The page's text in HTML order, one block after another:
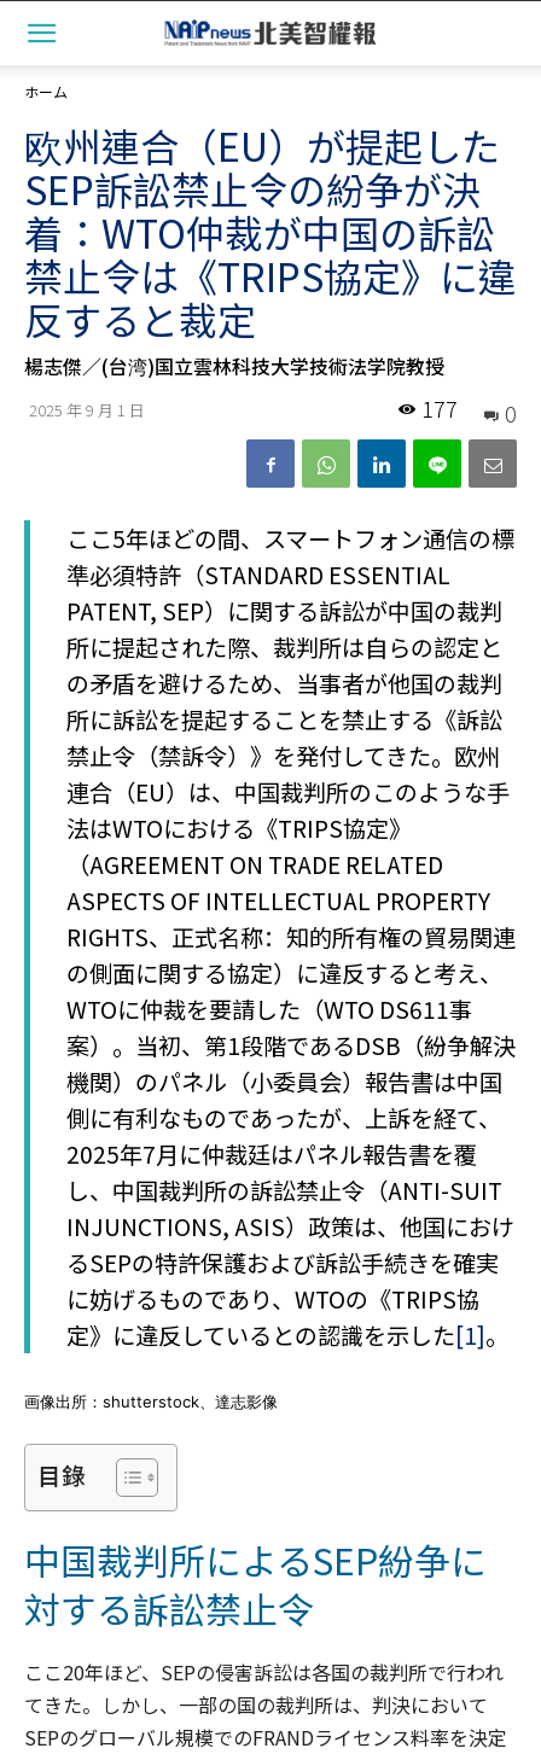
ホーム
欧州連合（EU）が提起した
SEP訴訟禁止令の紛争が決
着：WTO仲裁が中国の訴訟
禁止令は《TRIPS協定》に違
反すると裁定
楊志傑／(台湾)国立雲林科技大学技術法学院教授
2025 年 9 月 1 日 0
177
ここ5年ほどの間、スマートフォン通信の標
準必須特許（STANDARD ESSENTIAL
PATENT, SEP）に関する訴訟が中国の裁判
所に提起された際、裁判所は自らの認定と
の矛盾を避けるため、当事者が他国の裁判
所に訴訟を提起することを禁止する《訴訟
禁止令（禁訴令）》を発付してきた。欧州
連合（EU）は、中国裁判所のこのような手
法はWTOにおける《TRIPS協定》
（AGREEMENT ON TRADE RELATED
ASPECTS OF INTELLECTUAL PROPERTY
RIGHTS、正式名称：知的所有権の貿易関連
の側面に関する協定）に違反すると考え、
WTOに仲裁を要請した（WTO DS611事
案）。当初、第1段階であるDSB（紛争解決
機関）のパネル（小委員会）報告書は中国
側に有利なものであったが、上訴を経て、
2025年7月に仲裁廷はパネル報告書を覆
し、中国裁判所の訴訟禁止令（ANTI-SUIT
INJUNCTIONS, ASIS）政策は、他国におけ
るSEPの特許保護および訴訟手続きを確実
に妨げるものであり、WTOの《TRIPS協
定》に違反しているとの認識を示した[1]。
画像出所：shutterstock、達志影像
目錄
中国裁判所によるSEP紛争に
対する訴訟禁止令
ここ20年ほど、SEPの侵害訴訟は各国の裁判所で行われ
てきた。しかし、一部の国の裁判所は、判決において
SEPのグローバル規模でのFRANDライセンス料率を決定